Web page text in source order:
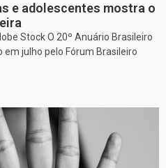
e adolescentes mostra o
Stock O 20º Anuário Brasileiro
em julho pelo Fórum Brasileiro